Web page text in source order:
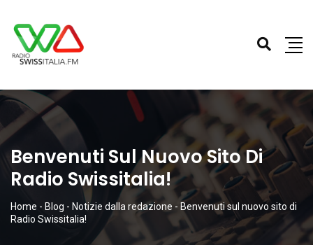
Benvenuti Sul Nuovo Sito Di
Radio Swissitalia!
Home - Blog - Notizie dalla redazione - Benvenuti sul nuovo sito di
Radio Swissitalia!